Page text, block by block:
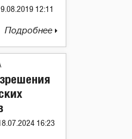
12:11
Подробнее
16:23